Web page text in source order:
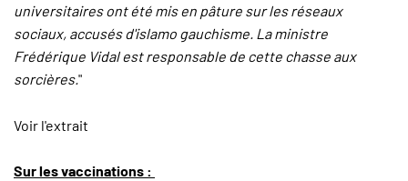
universitaires ont été mis en pâture sur les réseaux
sociaux, accusés d'islamo gauchisme. La ministre
Frédérique Vidal est responsable de cette chasse aux
sorcières."
Voir l'extrait
Sur les vaccinations :